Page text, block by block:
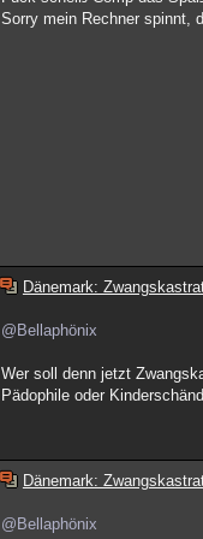
Sorry mein Rechner spinnt,
Dänemark:
@Bellaphönix
Wer soll denn jetzt
Pädophile oder
Dänemark:
@Bellaphönix